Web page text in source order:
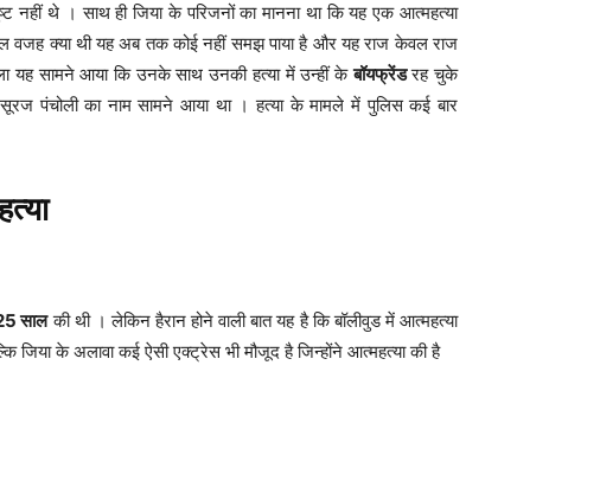
थे । साथ ही जिया के परिजनों का मानना था कि यह एक आत्महत्या
वजह क्या थी यह अब तक कोई नहीं समझ पाया है और यह राज केवल राज
यह सामने आया कि उनके साथ उनकी हत्या में उन्हीं केबॉयफ्रेंडरह चुके
पंचोली का नाम सामने आया था । हत्या के मामले में पुलिस कई बार
सालकी थी । लेकिन हैरान होने वाली बात यह है कि बॉलीवुड में आत्महत्या
जिया के अलावा कई ऐसी एक्ट्रेस भी मौजूद है जिन्होंने आत्महत्या की है